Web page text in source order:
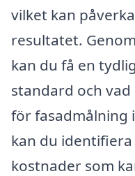
vilket kan
resultatet.
kan du få en
standard och
för fasadmålning
kan du
kostnader som